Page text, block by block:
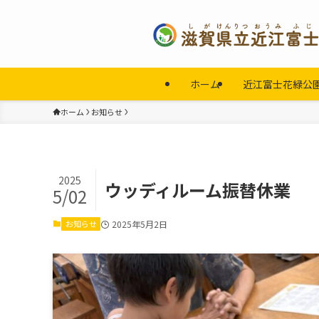
ホーム 近江富士花緑公
ホーム お知らせ
ウッディルーム振替休業
2025
5/02
お知らせ 2025年5月2日